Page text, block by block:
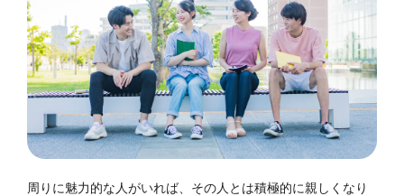
周りに魅力的な人がいれば、その人とは積極的に親しくなり